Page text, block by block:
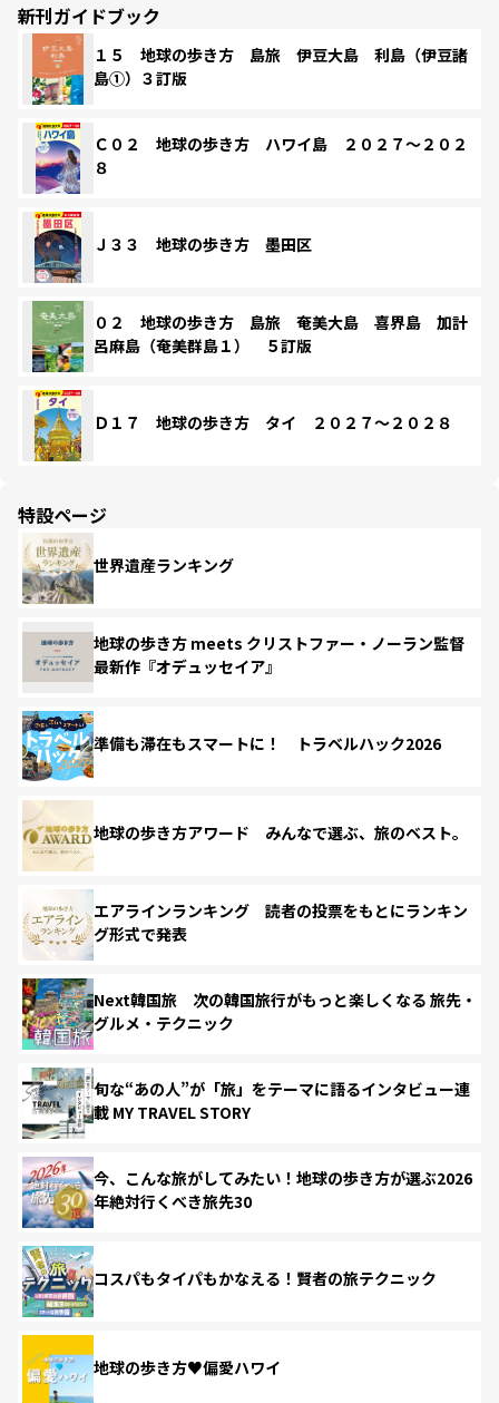
新刊ガイドブック
１５ 地球の歩き方 島旅 伊豆大島 利島（伊豆諸
島①）３訂版
Ｃ０２ 地球の歩き方 ハワイ島 ２０２７～２０２
８
Ｊ３３ 地球の歩き方 墨田区
０２ 地球の歩き方 島旅 奄美大島 喜界島 加計
呂麻島（奄美群島１） ５訂版
Ｄ１７ 地球の歩き方 タイ ２０２７～２０２８
特設ページ
世界遺産ランキング
地球の歩き方 meets クリストファー・ノーラン監督
最新作『オデュッセイア』
準備も滞在もスマートに！ トラベルハック2026
地球の歩き方アワード みんなで選ぶ、旅のベスト。
エアラインランキング 読者の投票をもとにランキン
グ形式で発表
Next韓国旅 次の韓国旅行がもっと楽しくなる 旅先・
グルメ・テクニック
旬な“あの人”が「旅」をテーマに語るインタビュー連
載 MY TRAVEL STORY
今、こんな旅がしてみたい！地球の歩き方が選ぶ2026
年絶対行くべき旅先30
コスパもタイパもかなえる！賢者の旅テクニック
地球の歩き方♥偏愛ハワイ